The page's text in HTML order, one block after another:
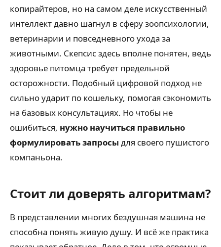
копирайтеров, но на самом деле искусственный
интеллект давно шагнул в сферу зоопсихологии,
ветеринарии и повседневного ухода за
животными. Скепсис здесь вполне понятен, ведь
здоровье питомца требует предельной
осторожности. Подобный цифровой подход не
сильно ударит по кошельку, помогая сэкономить
на базовых консультациях. Но чтобы не
ошибиться, нужно научиться правильно
формулировать запросы для своего пушистого
компаньона.
Стоит ли доверять алгоритмам?
В представлении многих бездушная машина не
способна понять живую душу. И всё же практика